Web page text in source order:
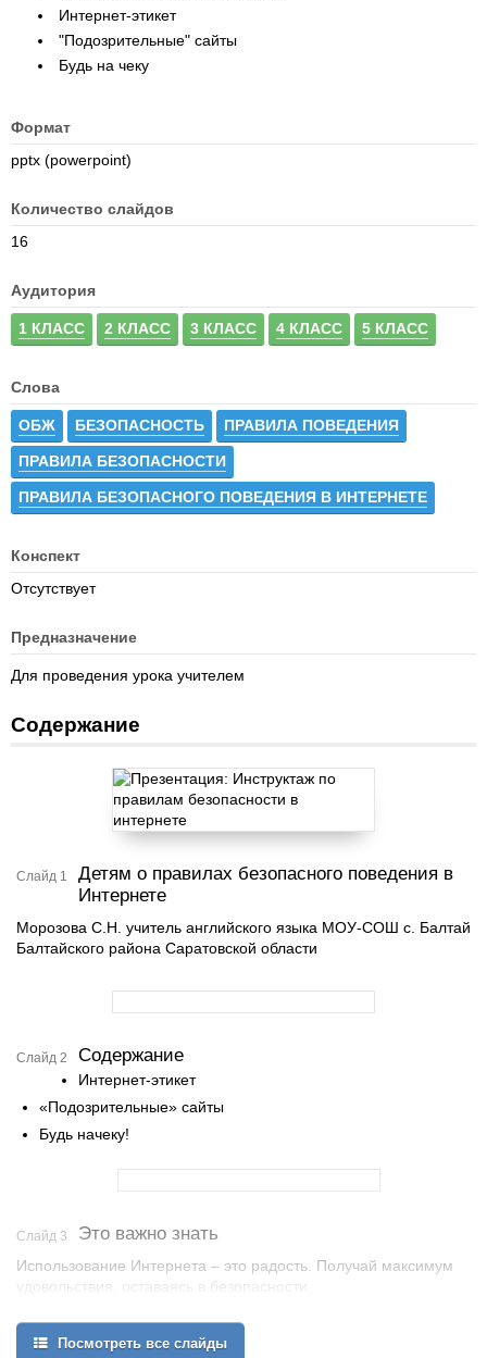
Интернет-этикет
"Подозрительные" сайты
Будь на чеку
Формат
pptx (powerpoint)
Количество слайдов
16
Аудитория
1 КЛАСС 2 КЛАСС 3 КЛАСС 4 КЛАСС 5 КЛАСС
Слова
ОБЖ БЕЗОПАСНОСТЬ ПРАВИЛА ПОВЕДЕНИЯ
ПРАВИЛА БЕЗОПАСНОСТИ
ПРАВИЛА БЕЗОПАСНОГО ПОВЕДЕНИЯ В ИНТЕРНЕТЕ
Конспект
Отсутствует
Предназначение
Для проведения урока учителем
Содержание
Слайд 1
Детям о правилах безопасного поведения в
Интернете
Морозова С.Н. учитель английского языка МОУ-СОШ с. Балтай
Балтайского района Саратовской области
Слайд 2 Содержание
Интернет-этикет
«Подозрительные» сайты
Будь начеку!
Слайд 3 Это важно знать
Использование Интернета – это радость. Получай максимум
удовольствия, оставаясь в безопасности.
Когда ты регистрируешься на сайтах, не указывай личную
информацию (номер мобильного телефона, адрес места
Посмотреть все слайды